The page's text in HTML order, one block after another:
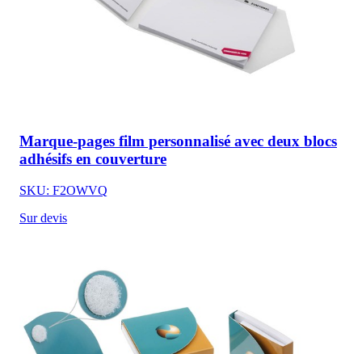
Marque-pages film personnalisé avec deux blocs
adhésifs en couverture
SKU: F2OWVQ
Sur devis